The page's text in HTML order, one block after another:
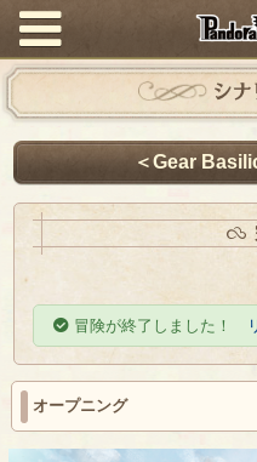
シナ
＜Gear
冒険が終了しました！
オープニング